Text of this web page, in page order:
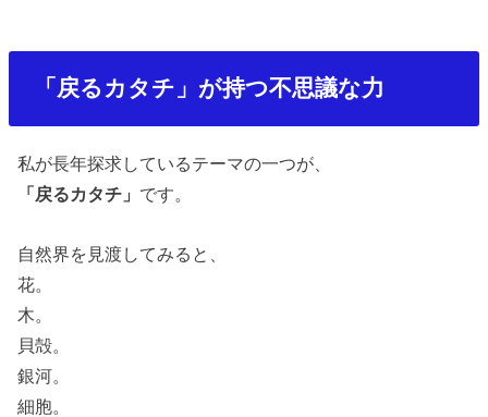
「戻るカタチ」が持つ不思議な力
私が長年探求しているテーマの一つが、
「戻るカタチ」 です。
自然界を見渡してみると、
花。
木。
貝殻。
銀河。
細胞。